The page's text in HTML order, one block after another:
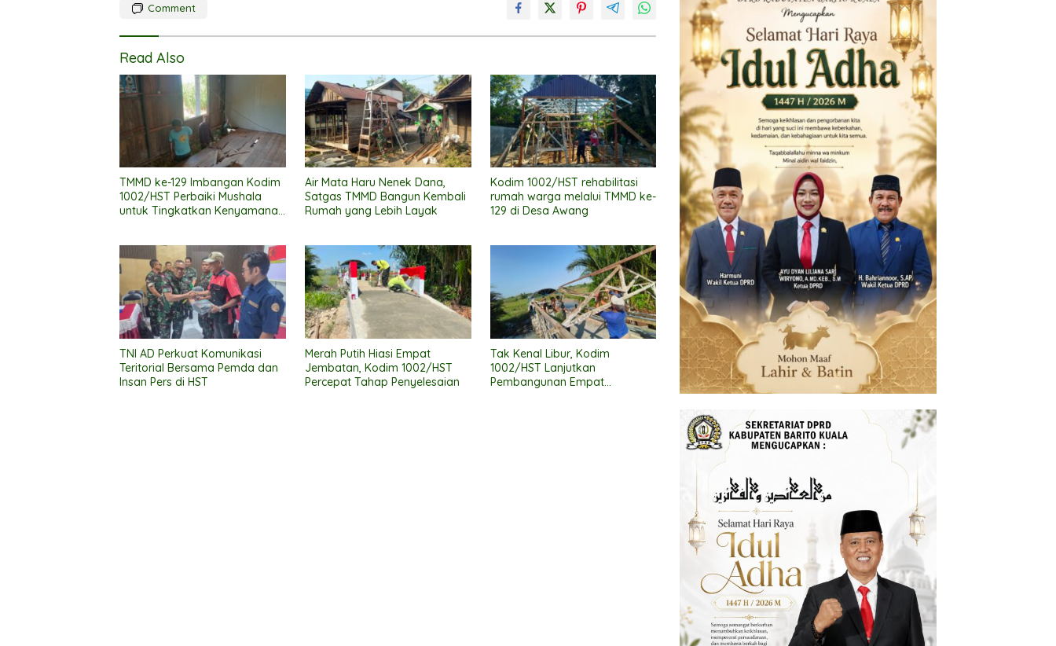
Comment
Read Also
TMMD ke-129 Imbangan Kodim
1002/HST Perbaiki Mushala
untuk Tingkatkan Kenyamanan
Air Mata Haru Nenek Dana,
Satgas TMMD Bangun Kembali
Rumah yang Lebih Layak
Kodim 1002/HST rehabilitasi
rumah warga melalui TMMD ke-
129 di Desa Awang
TNI AD Perkuat Komunikasi
Teritorial Bersama Pemda dan
Insan Pers di HST
Merah Putih Hiasi Empat
Jembatan, Kodim 1002/HST
Percepat Tahap Penyelesaian
Tak Kenal Libur, Kodim
1002/HST Lanjutkan
Pembangunan Empat